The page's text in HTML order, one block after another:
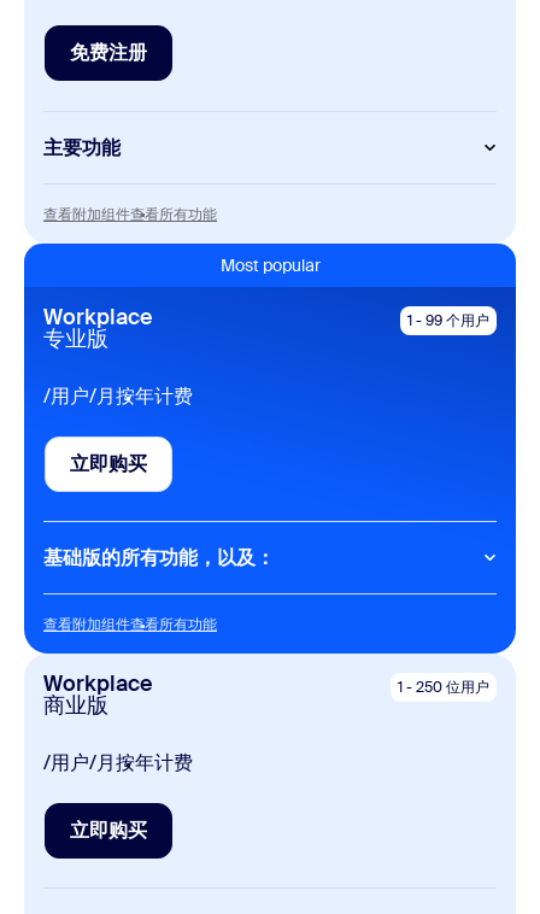
免费注册
免费注册
主要功能
Meetings
每次会议最长 40 分钟
每次会议最多可容纳 100 名参会者
Zoom Chat
Mail
Calendar
Docs
最多可共享 10 个文档
Whiteboard
3 个可编辑白板
Clips
5 段两分钟视频
Tasks
Notes
查看附加组件查看附加组件
查看所有功能
Most popular
Workplace
专业版
1 - 99 个用户
/用户/月按年计费
立即购买
立即购买
基础版的所有功能，以及：
Meetings
每次会议最长 30 小时
每次会议最多可容纳 100 名参会者
无限次 AI 笔记功能
云存储
查看附加组件查看附加组件
查看所有功能
Workplace
商业版
1 - 250 位用户
/用户/月按年计费
立即购买
立即购买